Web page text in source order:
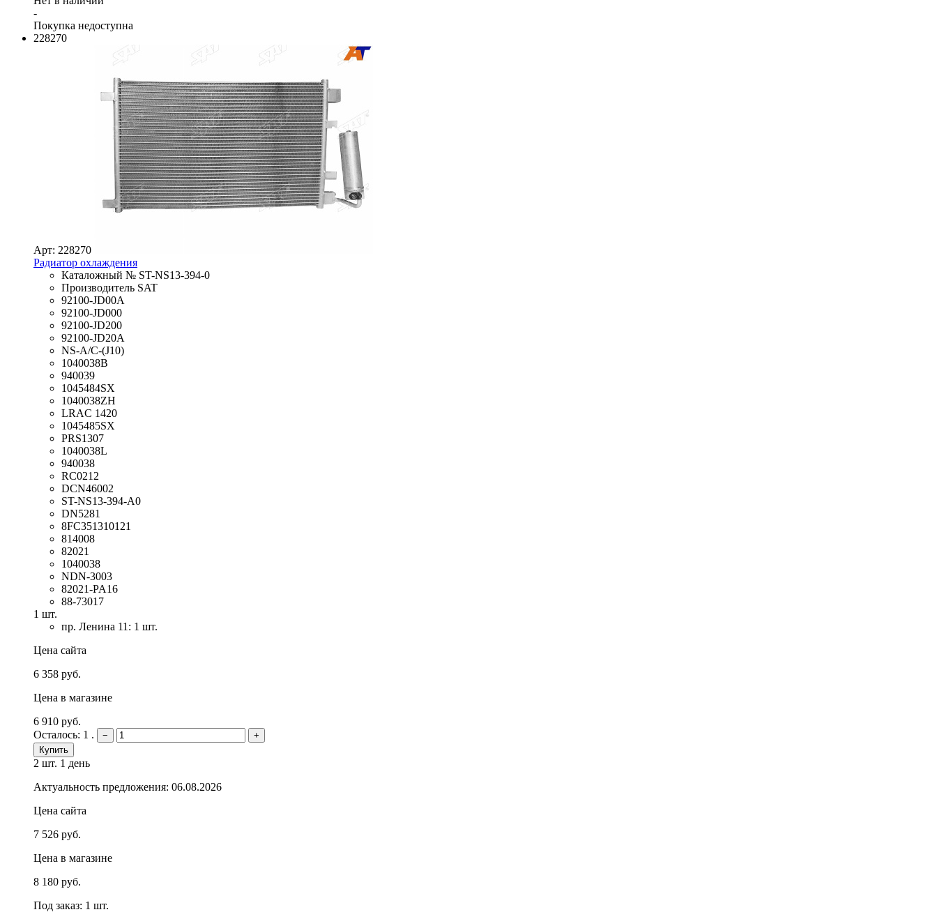
-
Покупка недоступна
228270
Арт: 228270
Радиатор охлаждения
Каталожный № ST-NS13-394-0
Производитель SAT
92100-JD00A
92100-JD000
92100-JD200
92100-JD20A
NS-A/C-(J10)
1040038B
940039
1045484SX
1040038ZH
LRAC 1420
1045485SX
PRS1307
1040038L
940038
RC0212
DCN46002
ST-NS13-394-A0
DN5281
8FC351310121
814008
82021
1040038
NDN-3003
82021-PA16
88-73017
1 шт.
пр. Ленина 11: 1 шт.
Цена сайта
6 358 руб.
Цена в магазине
6 910 руб.
Осталось: 1 .
−
+
Купить
2 шт. 1 день
Актуальность предложения: 06.08.2026
Цена сайта
7 526 руб.
Цена в магазине
8 180 руб.
Под заказ: 1 шт.